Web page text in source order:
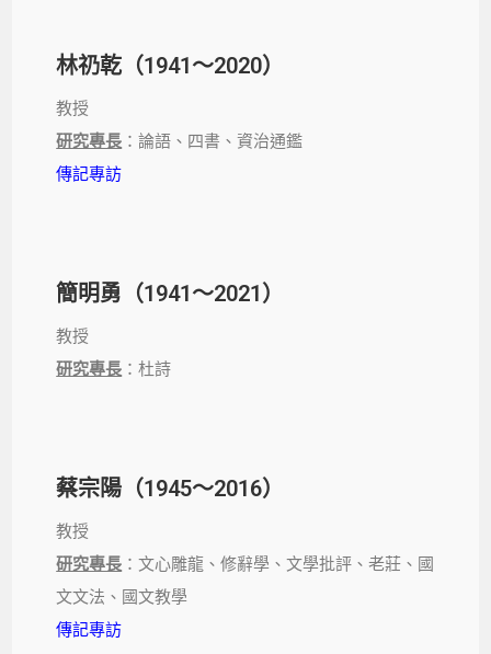
林礽乾（1941～2020）
教授
研究專長 ：論語、四書、資治通鑑
傳記專訪
簡明勇（1941～2021）
教授
研究專長 ：杜詩
蔡宗陽（1945～2016）
教授
研究專長 ：文心雕龍、修辭學、文學批評、老莊、國
文文法、國文教學
傳記專訪